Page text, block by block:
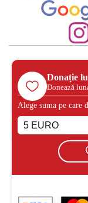
Donație
Donează
Alege suma pe care